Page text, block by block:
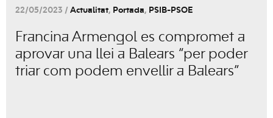
22/05/2023 / Actualitat, Portada, PSIB-PSOE
Francina Armengol es compromet a
aprovar una llei a Balears “per poder
triar com podem envellir a Balears”